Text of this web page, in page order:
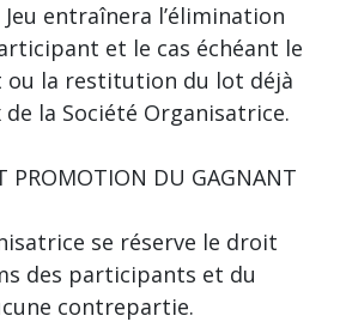
entraînera l’élimination
et le cas échéant le
ou la restitution du lot déjà
de la Société Organisatrice.
PROMOTION DU GAGNANT
se réserve le droit
des participants et du
contrepartie.